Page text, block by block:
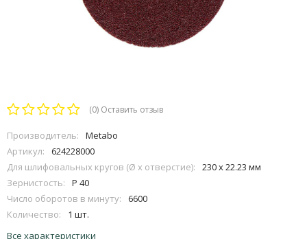
(0) Оставить отзыв
Производитель:
Metabo
Артикул:
624228000
Для шлифовальных кругов (Ø х отверстие):
230 x 22.23 мм
Зернистость:
P 40
Число оборотов в минуту:
6600
Количество:
1 шт.
Все характеристики